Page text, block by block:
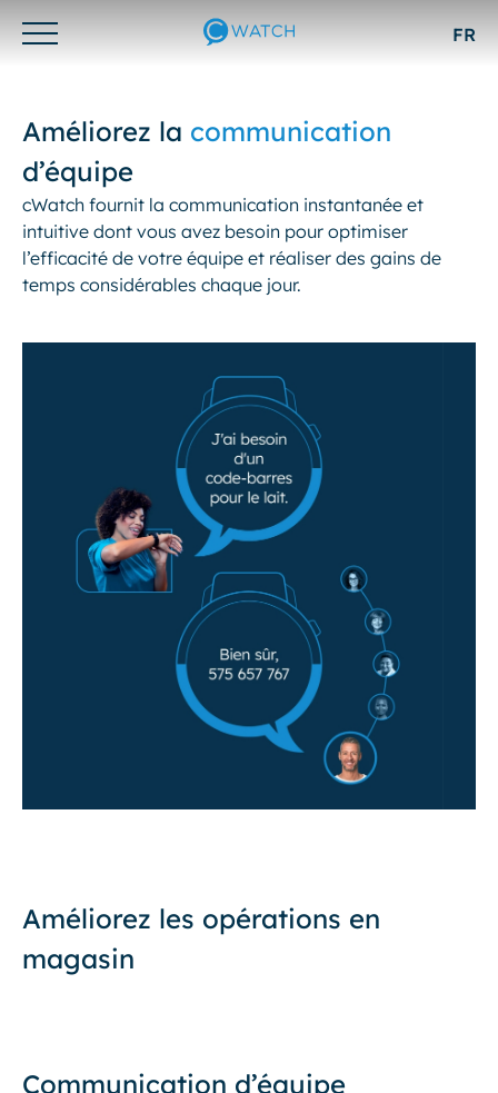
Otwórz/zamknij
FR
Améliorez la communication
d’équipe
cWatch fournit la communication instantanée et
intuitive dont vous avez besoin pour optimiser
l’efficacité de votre équipe et réaliser des gains de
temps considérables chaque jour.
Améliorez les opérations en
magasin
Communication d’équipe